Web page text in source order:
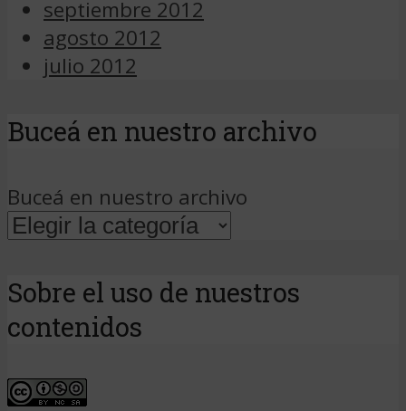
septiembre 2012
agosto 2012
julio 2012
Buceá en nuestro archivo
Buceá en nuestro archivo
Sobre el uso de nuestros
contenidos